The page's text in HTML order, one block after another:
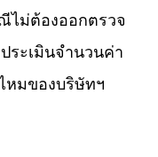
ไม่ต้องออกตรวจ
ระเมินจำนวนค่า
หมของบริษัทฯ